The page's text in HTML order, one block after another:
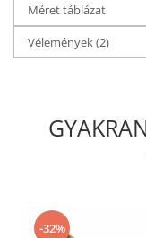
Méret táblázat
Vélemények(2)
-32%